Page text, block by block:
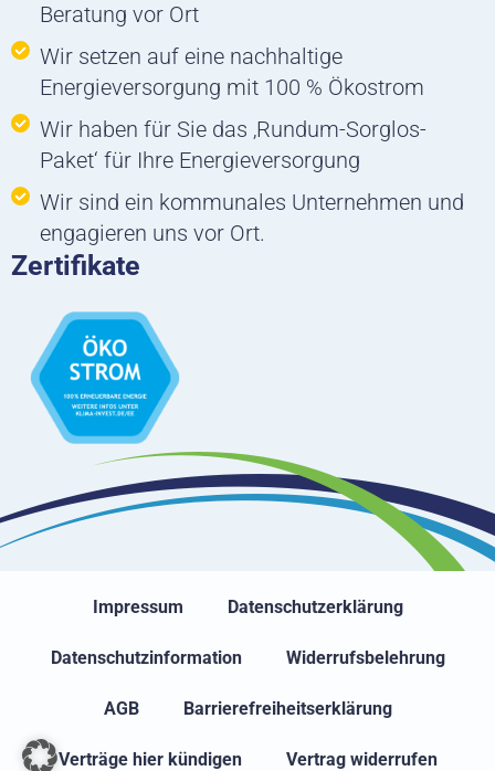
Beratung vor Ort
Wir setzen auf eine nachhaltige
Energieversorgung mit 100 % Ökostrom
Wir haben für Sie das ‚Rundum-Sorglos-
Paket‘ für Ihre Energieversorgung
Wir sind ein kommunales Unternehmen und
engagieren uns vor Ort.
Zertifikate
Impressum Datenschutzerklärung
Datenschutzinformation Widerrufsbelehrung
AGB Barrierefreiheitserklärung
Verträge hier kündigen Vertrag widerrufen